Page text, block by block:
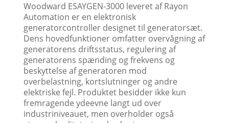
Woodward ESAYGEN-3000 leveret af Rayon
Automation er en elektronisk
generatorcontroller designet til generatorsæt.
Dens hovedfunktioner omfatter overvågning af
generatorens driftsstatus, regulering af
generatorens spænding og frekvens og
beskyttelse af generatoren mod
overbelastning, kortslutninger og andre
elektriske fejl. Produktet besidder ikke kun
fremragende ydeevne langt ud over
industriniveauet, men overholder også